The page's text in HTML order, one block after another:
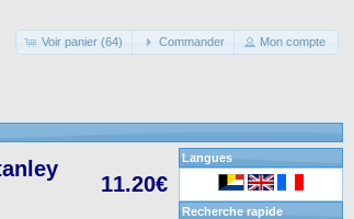
Voir panier (64) Commander Mon compte
11.20€
Langues
Recherche rapide